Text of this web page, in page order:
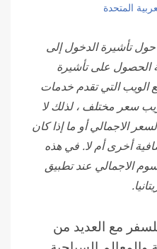
المتحدة
حول تأشيرة الدخول إلى
الحصول على تأشيرة
الويب التي تقدم خدمات
سعر مختلف ، لذلك لا
الاجمالي أو ما إذا كان
أخرى أم لا. في هذه
الاجمالي عند تطبيق
مع العديد من